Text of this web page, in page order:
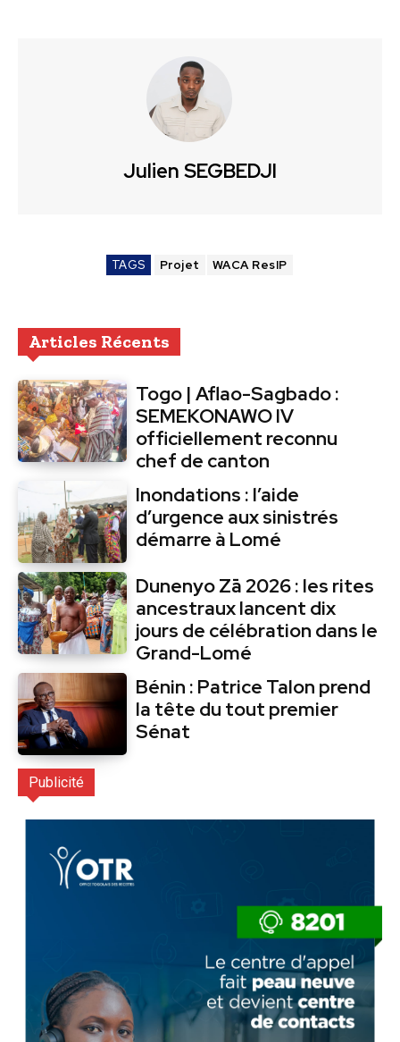
Julien SEGBEDJI
TAGS Projet WACA ResIP
Articles Récents
Togo | Aflao-Sagbado :
SEMEKONAWO IV
officiellement reconnu
chef de canton
Inondations : l’aide
d’urgence aux sinistrés
démarre à Lomé
Dunenyo Zā 2026 : les rites
ancestraux lancent dix
jours de célébration dans le
Grand-Lomé
Bénin : Patrice Talon prend
la tête du tout premier
Sénat
Publicité